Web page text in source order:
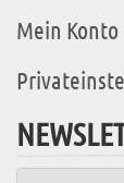
Mein Konto